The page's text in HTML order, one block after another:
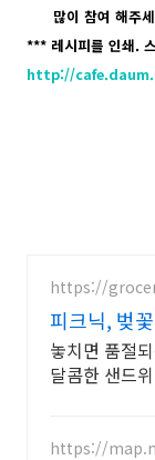
많이 참여 해주
*** 레시피를 인쇄.
http://
https://
피크닉, 벚
규회원 1만
놓치면 품절
달콤한 샌드
https://